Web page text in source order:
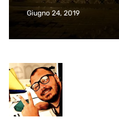
Giugno 24, 2019